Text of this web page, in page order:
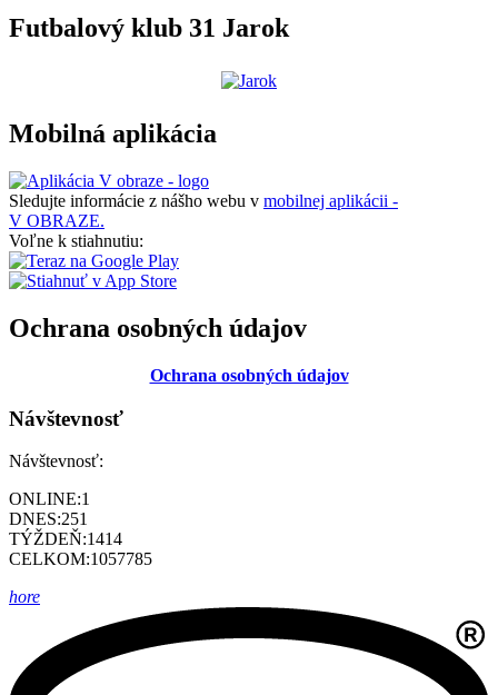
Futbalový klub 31 Jarok
Mobilná aplikácia
Sledujte informácie z nášho webu v mobilnej aplikácii -
V OBRAZE.
Voľne k stiahnutiu:
Ochrana osobných údajov
Ochrana osobných údajov
Návštevnosť
Návštevnosť:
ONLINE:1
DNES:251
TÝŽDEŇ:1414
CELKOM:1057785
hore